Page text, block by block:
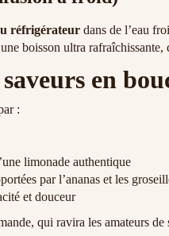
réfrigérateur dans de l’eau
boisson ultra
en
:
limonade authentique
par l’ananas et les
et douceur
qui ravira les amateurs de